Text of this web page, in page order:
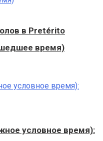
в Pretérito
время)
условное время):